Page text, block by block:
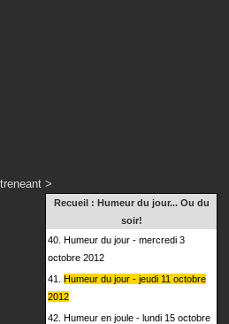
>
Recueil : Humeur du jour... Ou du
soir!
40. Humeur du jour - mercredi 3
octobre 2012
41. Humeur du jour - jeudi 11 octobre
2012
42. Humeur en joule - lundi 15 octobre